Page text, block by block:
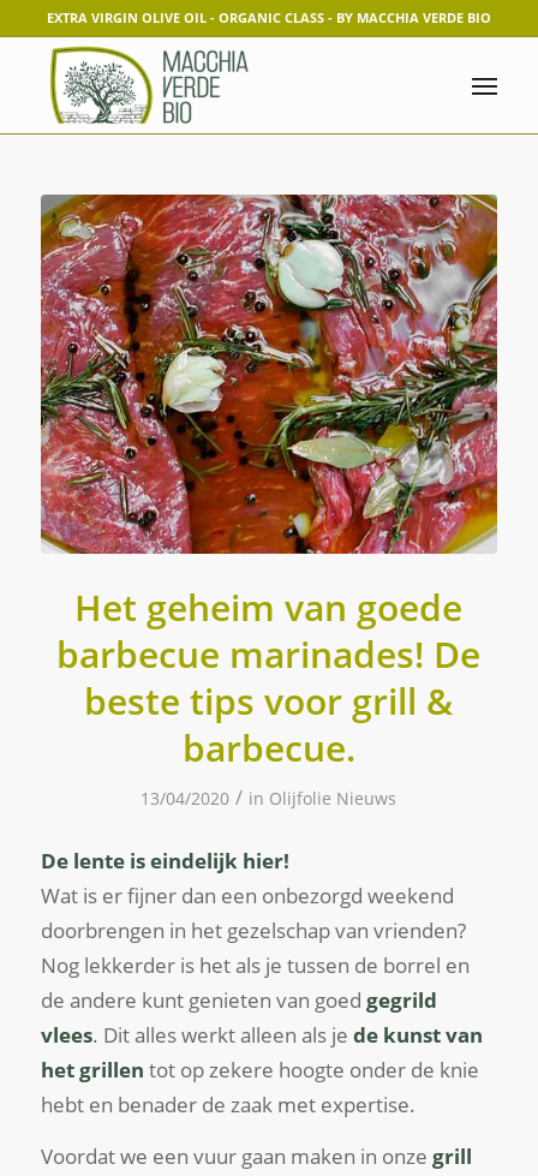
EXTRA VIRGIN OLIVE OIL - ORGANIC CLASS - BY MACCHIA VERDE BIO
Het geheim van goede
barbecue marinades! De
beste tips voor grill &
barbecue.
13/04/2020 / in Olijfolie Nieuws
De lente is eindelijk hier!
Wat is er fijner dan een onbezorgd weekend
doorbrengen in het gezelschap van vrienden?
Nog lekkerder is het als je tussen de borrel en
de andere kunt genieten van goed gegrild
vlees. Dit alles werkt alleen als je de kunst van
het grillen tot op zekere hoogte onder de knie
hebt en benader de zaak met expertise.
Voordat we een vuur gaan maken in onze grill